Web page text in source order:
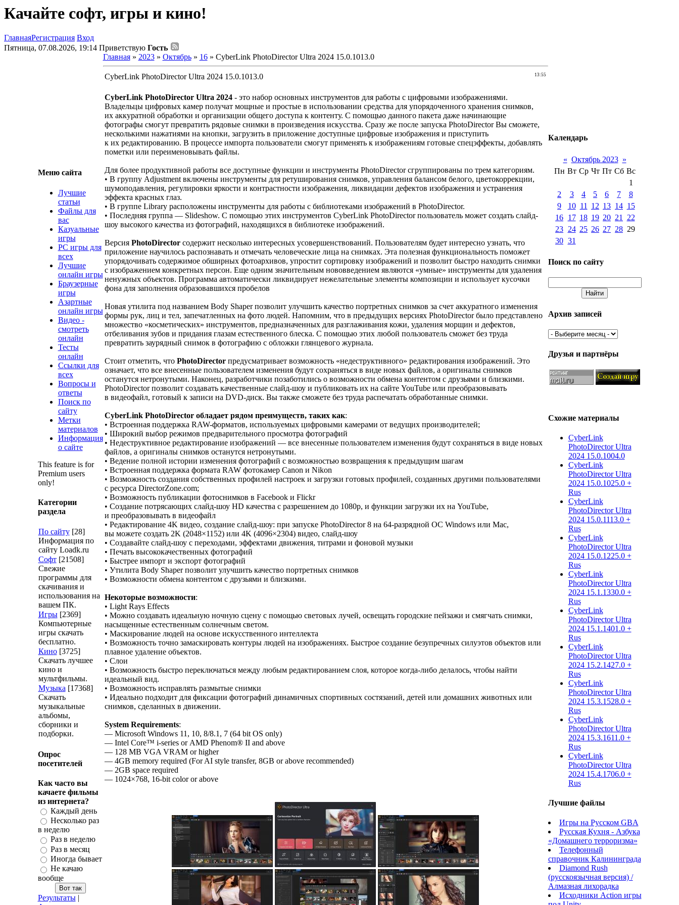
Качайте софт, игры и кино!
ГлавнаяРегистрация Вход
Пятница, 07.08.2026, 19:14 Приветствую Гость
Меню сайта
Лучшие
статьи
Файлы для
вас
Казуальные
игры
PC игры для
всех
Лучшие
онлайн игры
Браузерные
игры
Азартные
онлайн игры
Видео -
смотреть
онлайн
Тесты
онлайн
Ссылки для
всех
Вопросы и
ответы
Поиск по
сайту
Метки
материалов
Информация
о сайте
This feature is for
Premium users
only!
Категории
раздела
По сайту [28]
Информация по
сайту Loadk.ru
Софт [21508]
Свежие
программы для
скачивания и
использования на
вашем ПК.
Игры [2369]
Компьютерные
игры скачать
бесплатно.
Кино [3725]
Скачать лучшее
кино и
мультфильмы.
Музыка [17368]
Скачать
музыкальные
альбомы,
сборники и
подборки.
Опрос
посетителей
Как часто вы
качаете фильмы
из интернета?
Каждый день
Несколько раз
в неделю
Раз в неделю
Раз в месяц
Иногда бывает
Не качаю
вообще
Результаты|
Главная» 2023 » Октябрь » 16» CyberLink PhotoDirector Ultra 2024 15.0.1013.0
13:55
CyberLink PhotoDirector Ultra 2024 15.0.1013.0
CyberLink PhotoDirector Ultra 2024- это набор основных инструментов для работы с цифровыми изображениями.
Владельцы цифровых камер получат мощные и простые в использовании средства для упорядоченного хранения снимков,
их аккуратной обработки и организации общего доступа к контенту. С помощью данного пакета даже начинающие
фотографы смогут превратить рядовые снимки в произведения искусства. Сразу же после запуска PhotoDirector Вы сможете,
несколькими нажатиями на кнопки, загрузить в приложение доступные цифровые изображения и приступить
к их редактированию. В процессе импорта пользователи смогут применять к изображениям готовые спецэффекты, добавлять
пометки или переименовывать файлы.
Для более продуктивной работы все доступные функции и инструменты PhotoDirector сгруппированы по трем категориям.
• В группу Adjustment включены инструменты для ретуширования снимков, управления балансом белого, цветокоррекции,
шумоподавления, регулировки яркости и контрастности изображения, ликвидации дефектов изображения и устранения
эффекта красных глаз.
• В группе Library расположены инструменты для работы с библиотеками изображений в PhotoDirector.
• Последняя группа — Slideshow. С помощью этих инструментов CyberLink PhotoDirector пользователь может создать слайд-
шоу высокого качества из фотографий, находящихся в библиотеке изображений.
Версия PhotoDirectorсодержит несколько интересных усовершенствований. Пользователям будет интересно узнать, что
приложение научилось распознавать и отмечать человеческие лица на снимках. Эта полезная функциональность поможет
упорядочивать содержимое обширных фотоархивов, упростит сортировку изображений и позволит быстро находить снимки
с изображением конкретных персон. Еще одним значительным нововведением являются «умные» инструменты для удаления
ненужных объектов. Программа автоматически ликвидирует нежелательные элементы композиции и использует кусочки
фона для заполнения образовавшихся пробелов
Новая утилита под названием Body Shaper позволит улучшить качество портретных снимков за счет аккуратного изменения
формы рук, лиц и тел, запечатленных на фото людей. Напомним, что в предыдущих версиях PhotoDirector было представлено
множество «косметических» инструментов, предназначенных для разглаживания кожи, удаления морщин и дефектов,
отбеливания зубов и придания глазам естественного блеска. С помощью этих любой пользователь сможет без труда
превратить заурядный снимок в фотографию с обложки глянцевого журнала.
Стоит отметить, что PhotoDirectorпредусматривает возможность «недеструктивного» редактирования изображений. Это
означает, что все внесенные пользователем изменения будут сохраняться в виде новых файлов, а оригиналы снимков
останутся нетронутыми. Наконец, разработчики позаботились о возможности обмена контентом с друзьями и близкими.
PhotoDirector позволит создавать качественные слайд-шоу и публиковать их на сайте YouTube или преобразовывать
в видеофайл, готовый к записи на DVD-диск. Вы также сможете без труда распечатать обработанные снимки.
CyberLink PhotoDirector обладает рядом преимуществ, таких как:
• Встроенная поддержка RAW-форматов, используемых цифровыми камерами от ведущих производителей;
• Широкий выбор режимов предварительного просмотра фотографий
• Недеструктивное редактирование изображений — все внесенные пользователем изменения будут сохраняться в виде новых
файлов, а оригиналы снимков останутся нетронутыми.
• Ведение полной истории изменения фотографий с возможностью возвращения к предыдущим шагам
• Встроенная поддержка формата RAW фотокамер Canon и Nikon
• Возможность создания собственных профилей настроек и загрузки готовых профилей, созданных другими пользователями
с ресурса DirectorZone.com;
• Возможность публикации фотоснимков в Facebook и Flickr
• Создание потрясающих слайд-шоу HD качества с разрешением до 1080p, и функции загрузки их на YouTube,
и преобразовывать в видеофайл
• Редактирование 4K видео, создание слайд-шоу: при запуске PhotoDirector 8 на 64-разрядной ОС Windows или Mac,
вы можете создать 2K (2048×1152) или 4K (4096×2304) видео, слайд-шоу
• Создавайте слайд-шоу с переходами, эффектами движения, титрами и фоновой музыки
• Печать высококачественных фотографий
• Быстрее импорт и экспорт фотографий
• Утилита Body Shaper позволит улучшить качество портретных снимков
• Возможности обмена контентом с друзьями и близкими.
Некоторые возможности:
• Light Rays Effects
• Можно создавать идеальную ночную сцену с помощью световых лучей, освещать городские пейзажи и смягчать снимки,
насыщенные естественным солнечным светом.
• Маскирование людей на основе искусственного интеллекта
• Возможность точно замаскировать контуры людей на изображениях. Быстрое создание безупречных силуэтов объектов или
плавное удаление объектов.
• Слои
• Возможность быстро переключаться между любым редактированием слоя, которое когда-либо делалось, чтобы найти
идеальный вид.
• Возможность исправлять размытые снимки
• Идеально подходит для фиксации фотографий динамичных спортивных состязаний, детей или домашних животных или
снимков, сделанных в движении.
System Requirements:
— Microsoft Windows 11, 10, 8/8.1, 7 (64 bit OS only)
— Intel Core™ i-series or AMD Phenom® II and above
— 128 MB VGA VRAM or higher
— 4GB memory required (For AI style transfer, 8GB or above recommended)
— 2GB space required
— 1024×768, 16-bit color or above
Календарь
« Октябрь 2023 »
Пн Вт Ср Чт Пт Сб Вс
1
2
3 4 5 6 7
8
9
10 11 12 13 14 15
16 17 18 19 20 21
22
23 24 25 26 27 28 29
30 31
Поиск по сайту
Архив записей
Друзья и партнёры
Схожие материалы
CyberLink
PhotoDirector Ultra
2024 15.0.1004.0
CyberLink
PhotoDirector Ultra
2024 15.0.1025.0 +
Rus
CyberLink
PhotoDirector Ultra
2024 15.0.1113.0 +
Rus
CyberLink
PhotoDirector Ultra
2024 15.0.1225.0 +
Rus
CyberLink
PhotoDirector Ultra
2024 15.1.1330.0 +
Rus
CyberLink
PhotoDirector Ultra
2024 15.1.1401.0 +
Rus
CyberLink
PhotoDirector Ultra
2024 15.2.1427.0 +
Rus
CyberLink
PhotoDirector Ultra
2024 15.3.1528.0 +
Rus
CyberLink
PhotoDirector Ultra
2024 15.3.1611.0 +
Rus
CyberLink
PhotoDirector Ultra
2024 15.4.1706.0 +
Rus
Лучшие файлы
Игры на Русском GBA
Русская Кухня - Азбука
«Домашнего терроризма»
Телефонный
справочник Калининграда
Diamond Rush
(русскоязычная версия) /
Алмазная лихорадка
Исходники Action игры